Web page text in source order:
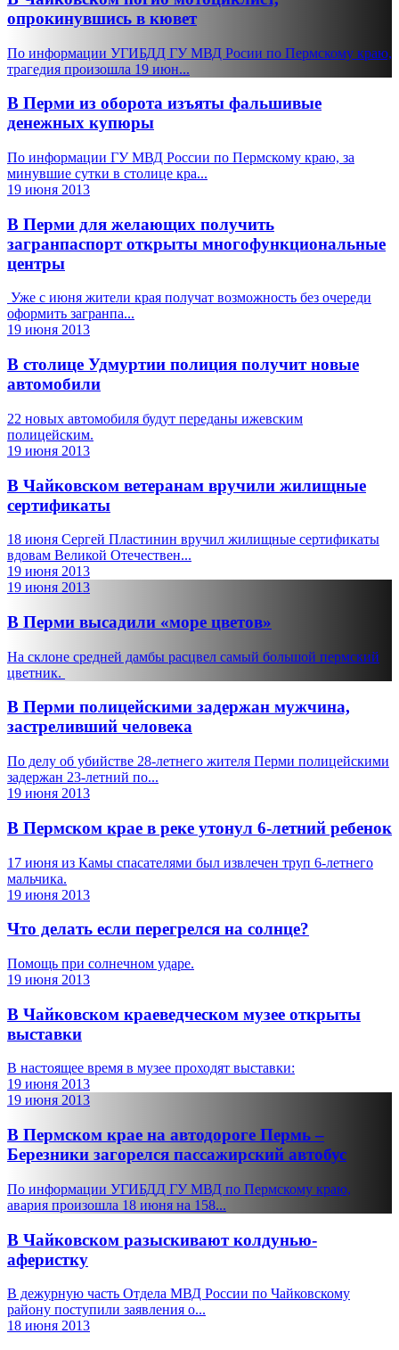
опрокинувшись в кювет
По информации УГИБДД ГУ МВД Росии по Пермскому краю,
трагедия произошла 19 июн...
В Перми из оборота изъяты фальшивые
денежных купюры
По информации ГУ МВД России по Пермскому краю, за
минувшие сутки в столице кра...
19 июня 2013
В Перми для желающих получить
загранпаспорт открыты многофункциональные
центры
Уже с июня жители края получат возможность без очереди
оформить загранпа...
19 июня 2013
В столице Удмуртии полиция получит новые
автомобили
22 новых автомобиля будут переданы ижевским
полицейским.
19 июня 2013
В Чайковском ветеранам вручили жилищные
сертификаты
18 июня Сергей Пластинин вручил жилищные сертификаты
вдовам Великой Отечествен...
19 июня 2013
19 июня 2013
В Перми высадили «море цветов»
На склоне средней дамбы расцвел самый большой пермский
цветник.
В Перми полицейскими задержан мужчина,
застреливший человека
По делу об убийстве 28-летнего жителя Перми полицейскими
задержан 23-летний по...
19 июня 2013
В Пермском крае в реке утонул 6-летний ребенок
17 июня из Камы спасателями был извлечен труп 6-летнего
мальчика.
19 июня 2013
Что делать если перегрелся на солнце?
Помощь при солнечном ударе.
19 июня 2013
В Чайковском краеведческом музее открыты
выставки
В настоящее время в музее проходят выставки:
19 июня 2013
19 июня 2013
В Пермском крае на автодороге Пермь –
Березники загорелся пассажирский автобус
По информации УГИБДД ГУ МВД по Пермскому краю,
авария произошла 18 июня на 158...
В Чайковском разыскивают колдунью-
аферистку
В дежурную часть Отдела МВД России по Чайковскому
району поступили заявления о...
18 июня 2013